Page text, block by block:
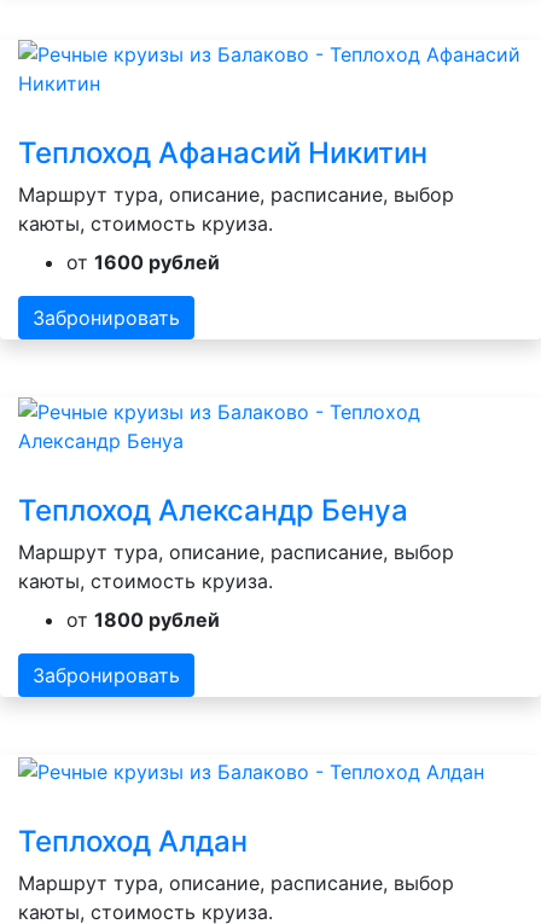
Теплоход Афанасий Никитин
Маршрут тура, описание, расписание, выбор
каюты, стоимость круиза.
от 1600 рублей
Забронировать
Теплоход Александр Бенуа
Маршрут тура, описание, расписание, выбор
каюты, стоимость круиза.
от 1800 рублей
Забронировать
Теплоход Алдан
Маршрут тура, описание, расписание, выбор
каюты, стоимость круиза.